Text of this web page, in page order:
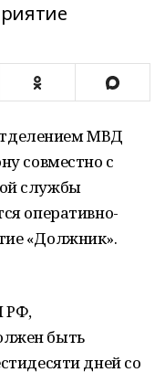
МВД
совместно с
службы
оперативно-
«Должник».
РФ,
быть
дней со